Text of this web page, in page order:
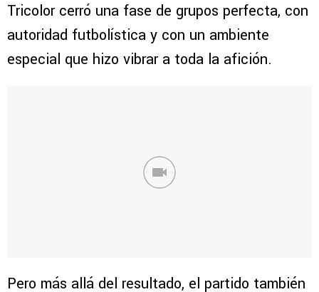
Tricolor cerró una fase de grupos perfecta, con
autoridad futbolística y con un ambiente
especial que hizo vibrar a toda la afición.
Pero más allá del resultado, el partido también